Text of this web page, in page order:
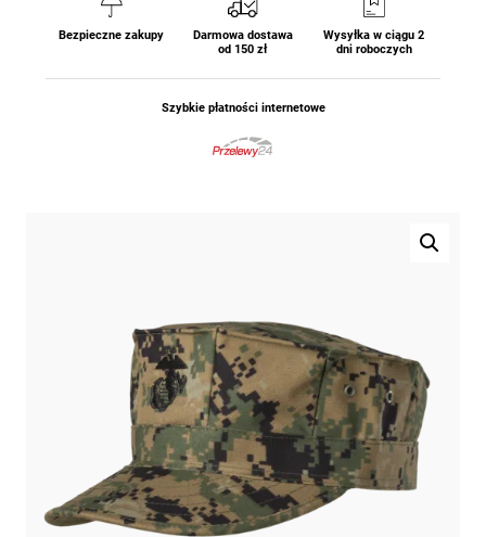
Bezpieczne zakupy
Darmowa dostawa
od 150 zł
Wysyłka w ciągu 2
dni roboczych
Szybkie płatności internetowe